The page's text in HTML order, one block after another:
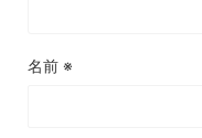
名前 ※